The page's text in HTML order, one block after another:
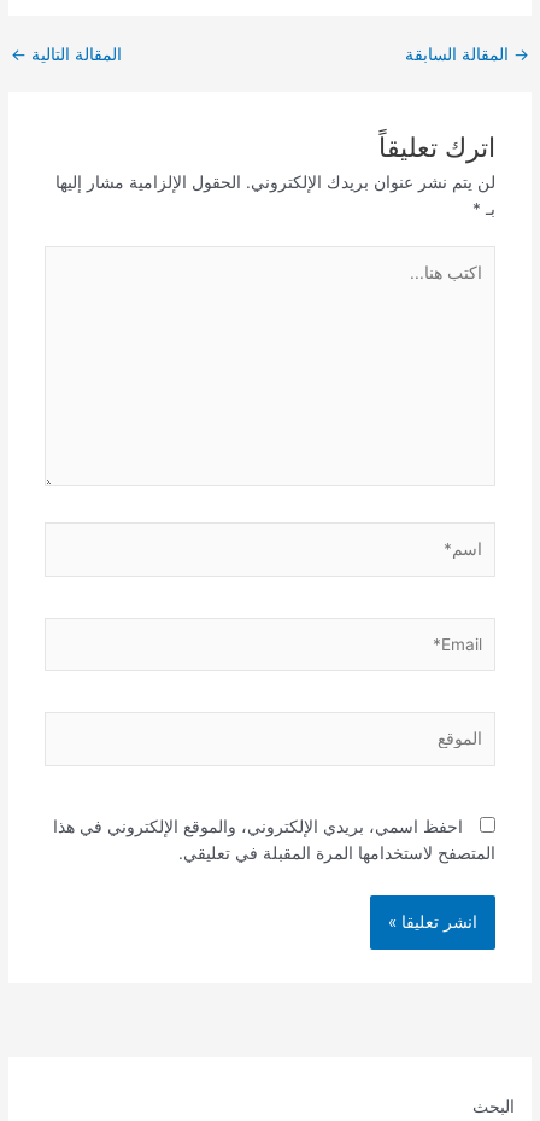
→ المقالة السابقة المقالة التالية ←
اترك تعليقاً
لن يتم نشر عنوان بريدك الإلكتروني. الحقول الإلزامية مشار إليها
بـ *
هنا...
احفظ اسمي، بريدي الإلكتروني، والموقع الإلكتروني في هذا
المتصفح لاستخدامها المرة المقبلة في تعليقي.
البحث